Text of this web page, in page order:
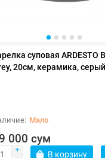
суповая ARDESTO
20см, керамика, серый
Мало
000 сум
В корзину